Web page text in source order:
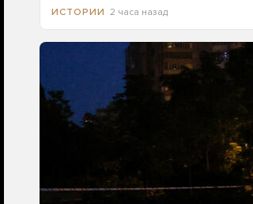
ИСТОРИИ 2 часа назад